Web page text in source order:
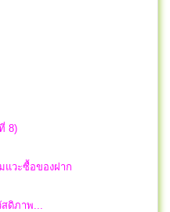
8)
แวะซื้อของฝาก
สดิภาพ...